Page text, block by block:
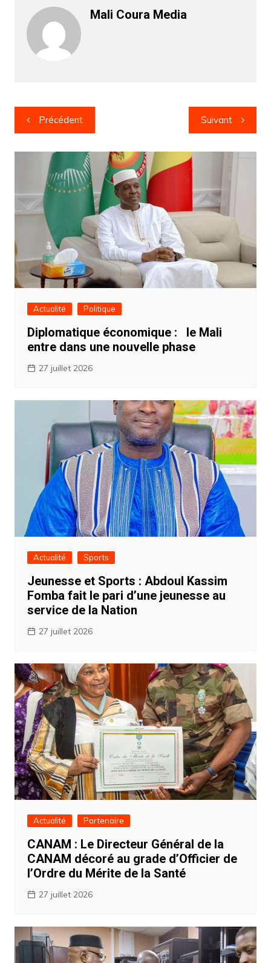
Mali Coura Media
Navigation
de
l’article
Précédent Suivant
Actualité Politique
Diplomatique économique : ‎ ‎le Mali
entre dans une nouvelle phase
27 juillet 2026
Actualité Sports
Jeunesse et Sports : Abdoul Kassim
Fomba fait le pari d’une jeunesse au
service de la Nation ‎
27 juillet 2026
Actualité Partenaire
CANAM : Le Directeur Général de la
CANAM décoré au grade d’Officier de
l’Ordre du Mérite de la Santé
27 juillet 2026